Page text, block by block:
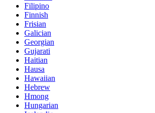
Filipino
Finnish
Frisian
Galician
Georgian
Gujarati
Haitian
Hausa
Hawaiian
Hebrew
Hmong
Hungarian